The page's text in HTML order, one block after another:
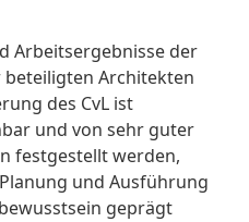
Arbeitsergebnisse der
Architekten
des CvL ist
und von sehr guter
festgestellt werden,
und Ausführung
geprägt